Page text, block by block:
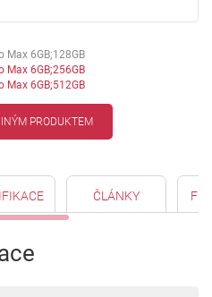
Max 6GB;128GB
Max 6GB;256GB
Max 6GB;512GB
PRODUKTEM
ČLÁNKY